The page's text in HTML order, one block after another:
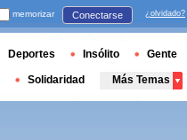
memorizar Conectarse ¿olvidado?
Deportes Insólito Gente
Solidaridad Más Temas